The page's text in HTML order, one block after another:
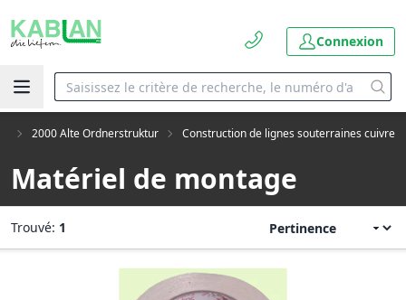
Connexion
2000 Alte Ordnerstruktur Construction de lignes souterraines cuivre
Matériel de montage
Trouvé: 1